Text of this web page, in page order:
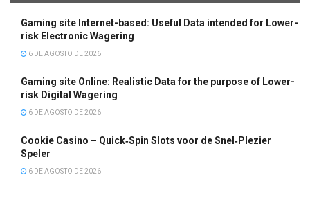
Gaming site Internet-based: Useful Data intended for Lower-
risk Electronic Wagering
6 DE AGOSTO DE 2026
Gaming site Online: Realistic Data for the purpose of Lower-
risk Digital Wagering
6 DE AGOSTO DE 2026
Cookie Casino – Quick‑Spin Slots voor de Snel‑Plezier
Speler
6 DE AGOSTO DE 2026